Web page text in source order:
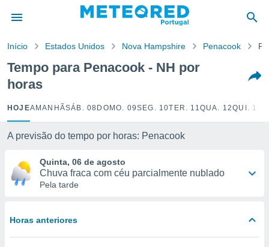
da
foi
para
fornecidas
a este
e
digital
Início Estados Unidos Nova Hampshire Penacook
Tempo para Penacook - NH por
horas
HOJEAMANHÃSÁB. 08 DOMO. 09SEG. 10TER. 11QUA. 12QUI. 13
A previsão do tempo por horas: Penacook
Quinta, 06 de agosto
Chuva fraca com céu parcialmente nublado
Pela tarde
Horas anteriores